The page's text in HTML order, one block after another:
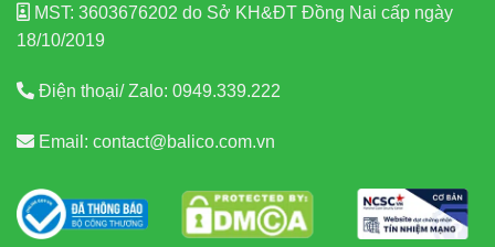
MST: 3603676202 do Sở KH&ĐT Đồng Nai cấp ngày
18/10/2019
Điện thoại/ Zalo: 0949.339.222
Email: contact@balico.com.vn